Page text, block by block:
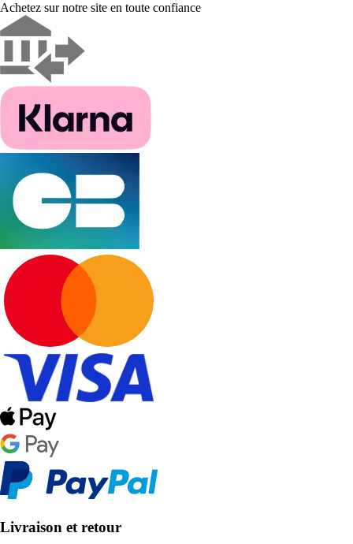
Achetez sur notre site en toute confiance
Livraison et retour